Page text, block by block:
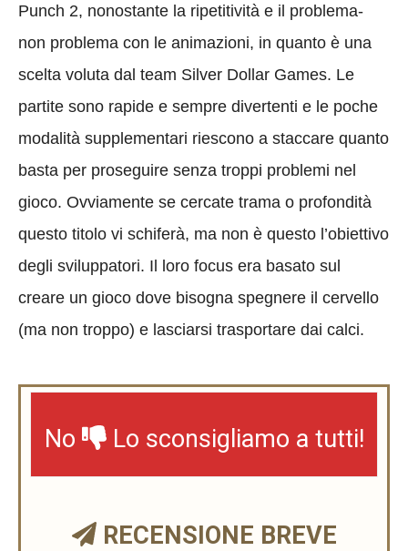
Punch 2, nonostante la ripetitività e il problema-
non problema con le animazioni, in quanto è una
scelta voluta dal team Silver Dollar Games. Le
partite sono rapide e sempre divertenti e le poche
modalità supplementari riescono a staccare quanto
basta per proseguire senza troppi problemi nel
gioco. Ovviamente se cercate trama o profondità
questo titolo vi schiferà, ma non è questo l’obiettivo
degli sviluppatori. Il loro focus era basato sul
creare un gioco dove bisogna spegnere il cervello
(ma non troppo) e lasciarsi trasportare dai calci.
No Lo sconsigliamo a tutti!
RECENSIONE BREVE